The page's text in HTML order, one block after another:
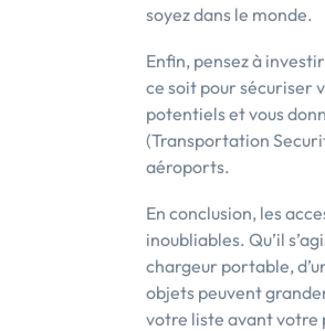
soyez dans le monde.
Enfin, pensez à
ce soit pour sécuriser
potentiels et vous
(Transportation
aéroports.
En conclusion, les
inoubliables. Qu’il
chargeur portable,
objets peuvent
votre liste avant votre